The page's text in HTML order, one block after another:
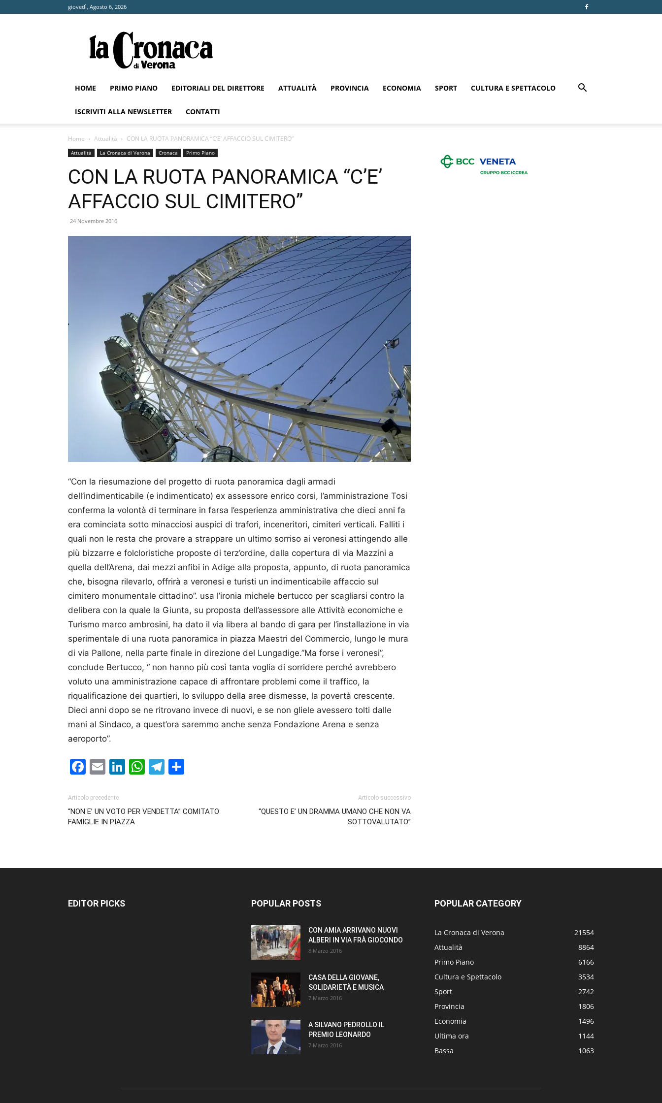
giovedì, Agosto 6, 2026
Cronaca
di
Verona
HOME PRIMO PIANO EDITORIALI DEL DIRETTORE ATTUALITÀ PROVINCIA ECONOMIA SPORT CULTURA E SPETTACOLO
ISCRIVITI ALLA NEWSLETTER CONTATTI
Home Attualità CON LA RUOTA PANORAMICA “C’E’ AFFACCIO SUL CIMITERO”
Attualità La Cronaca di Verona Cronaca Primo Piano
CON LA RUOTA PANORAMICA “C’E’
AFFACCIO SUL CIMITERO”
24 Novembre 2016
“Con la riesumazione del progetto di ruota panoramica dagli armadi
dell’indimenticabile (e indimenticato) ex assessore enrico corsi, l’amministrazione Tosi
conferma la volontà di terminare in farsa l’esperienza amministrativa che dieci anni fa
era cominciata sotto minacciosi auspici di trafori, inceneritori, cimiteri verticali. Falliti i
quali non le resta che provare a strappare un ultimo sorriso ai veronesi attingendo alle
più bizzarre e folcloristiche proposte di terz’ordine, dalla copertura di via Mazzini a
quella dell’Arena, dai mezzi anfibi in Adige alla proposta, appunto, di ruota panoramica
che, bisogna rilevarlo, offrirà a veronesi e turisti un indimenticabile affaccio sul
cimitero monumentale cittadino”. usa l’ironia michele bertucco per scagliarsi contro la
delibera con la quale la Giunta, su proposta dell’assessore alle Attività economiche e
Turismo marco ambrosini, ha dato il via libera al bando di gara per l’installazione in via
sperimentale di una ruota panoramica in piazza Maestri del Commercio, lungo le mura
di via Pallone, nella parte finale in direzione del Lungadige.”Ma forse i veronesi”,
conclude Bertucco, “ non hanno più così tanta voglia di sorridere perché avrebbero
voluto una amministrazione capace di affrontare problemi come il traffico, la
riqualificazione dei quartieri, lo sviluppo della aree dismesse, la povertà crescente.
Dieci anni dopo se ne ritrovano invece di nuovi, e se non gliele avessero tolti dalle
mani al Sindaco, a quest’ora saremmo anche senza Fondazione Arena e senza
aeroporto”.
Facebook
EmailLinkedIn
WhatsApp
Telegram
Articolo precedente
“NON E’ UN VOTO PER VENDETTA” COMITATO
FAMIGLIE IN PIAZZA
Articolo successivo
“QUESTO E’ UN DRAMMA UMANO CHE NON VA
SOTTOVALUTATO”
EDITOR PICKS POPULAR POSTS
CON AMIA ARRIVANO NUOVI
ALBERI IN VIA FRÀ GIOCONDO
8 Marzo 2016
CASA DELLA GIOVANE,
SOLIDARIETÀ E MUSICA
7 Marzo 2016
A SILVANO PEDROLLO IL
PREMIO LEONARDO
7 Marzo 2016
POPULAR CATEGORY
La Cronaca di Verona
21554
Attualità
8864
Primo Piano
6166
Cultura e Spettacolo
3534
Sport
2742
Provincia
1806
Economia
1496
Ultima ora
1144
Bassa
1063